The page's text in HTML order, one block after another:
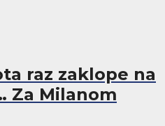
raz zaklope na
Za Milanom